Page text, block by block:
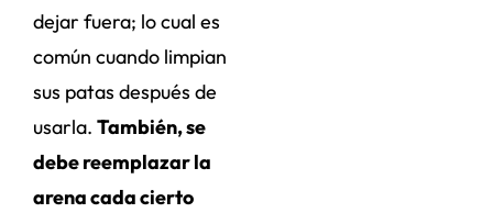
dejar fuera; lo cual es
común cuando limpian
sus patas después de
usarla. También, se
debe reemplazar la
arena cada cierto